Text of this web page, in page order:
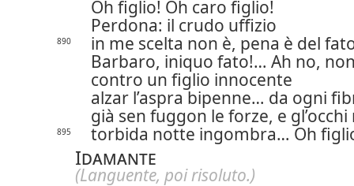
Oh figlio! Oh caro figlio!
Perdona: il crudo uffizio
890
in me scelta non è, pena è del
Barbaro, iniquo fato!… Ah no,
contro un figlio innocente
alzar l’aspra bipenne… da ogni
già sen fuggon le forze, e gl’occhi
895 torbida notte ingombra… Oh
Idamante
(Languente, poi risoluto.)